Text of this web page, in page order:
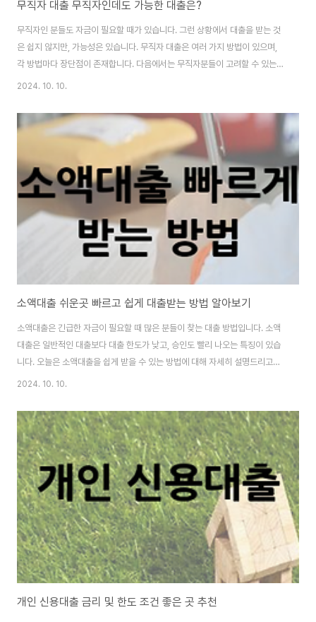
무직자 대출 무직자인데도 가능한 대출은?
무직자인 분들도 자금이 필요할 때가 있습니다. 그런 상황에서 대출을 받는 것
은 쉽지 않지만, 가능성은 있습니다. 무직자 대출은 여러 가지 방법이 있으며,
각 방법마다 장단점이 존재합니다. 다음에서는 무직자분들이 고려할 수 있는
다양한 대출 옵션을 자세히 설명드리겠습니다. 무직자 대출 이해하기무직자
때는 수입이 중요합니다. 하지만 무직자라고 해서 대출을 받을 수 없는 것은 아
닙니다. 다양한 조건을 충족하면 대출이 가능합니다.무직자 대출은 주로 신용
도에 기반합니다. 신용도가 높을수록 대출 승인 가능성이 높습니다. 하지만 신
용도가 낮더라도 다른 조건이 충족된다면 대출이 가능합니다. 내 대출한도 금
리 확인 바로가기 대출 조건과 ..
2024. 10. 10.
소액대출 쉬운곳 빠르고 쉽게 대출받는 방법 알아보기
소액대출은 긴급한 자금이 필요할 때 많은 분들이 찾는 대출 방법입니다. 소액
대출은 일반적인 대출보다 대출 한도가 낮고, 승인도 빨리 나오는 특징이 있습
니다. 오늘은 소액대출을 쉽게 받을 수 있는 방법에 대해 자세히 설명드리고자
합니다. 이 글을 통해 빠르고 간편하게 필요한 자금을 확보하시기를 바랍니
출입니다. 일반적으로 소액대출은 신용대출이나 카드대출과 같은 형태로 제공
됩니다. 대출 금액은 보통 수십만 원에서 수백만 원 사이입니다. 이런 특징 덕분
에, 소액대출은 긴급한 상황에서도 빠르게 자금을 확보할 수 있는 장점을 가지
고 있습니다. 내 대출한도 금리 확인 바로가기 소액대출의 장점소액대출의 가
장 큰 장점은 승인 속도입니다. 대..
2024. 10. 10.
개인 신용대출 금리 및 한도 조건 좋은 곳 추천